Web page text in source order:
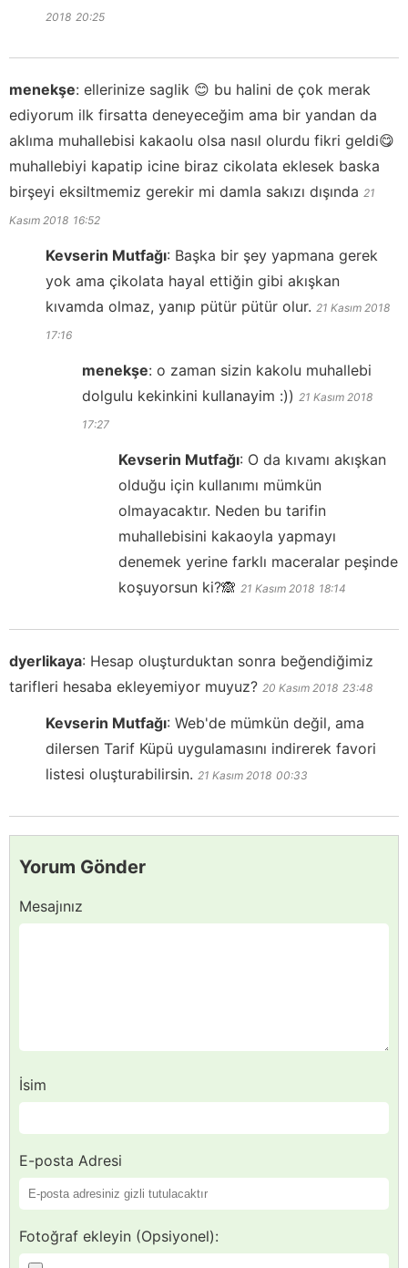
2018 20:25
menekşe: ellerinize saglik 😊 bu halini de çok merak
ediyorum ilk firsatta deneyeceğim ama bir yandan da
aklıma muhallebisi kakaolu olsa nasıl olurdu fikri geldi😋
muhallebiyi kapatip icine biraz cikolata eklesek baska
birşeyi eksiltmemiz gerekir mi damla sakızı dışında 21
Kasım 2018 16:52
Kevserin Mutfağı: Başka bir şey yapmana gerek
yok ama çikolata hayal ettiğin gibi akışkan
kıvamda olmaz, yanıp pütür pütür olur. 21 Kasım 2018
17:16
menekşe: o zaman sizin kakolu muhallebi
dolgulu kekinkini kullanayim :)) 21 Kasım 2018
17:27
Kevserin Mutfağı: O da kıvamı akışkan
olduğu için kullanımı mümkün
olmayacaktır. Neden bu tarifin
muhallebisini kakaoyla yapmayı
denemek yerine farklı maceralar peşinde
koşuyorsun ki?🙈 21 Kasım 2018 18:14
dyerlikaya: Hesap oluşturduktan sonra beğendiğimiz
tarifleri hesaba ekleyemiyor muyuz? 20 Kasım 2018 23:48
Kevserin Mutfağı: Web'de mümkün değil, ama
dilersen Tarif Küpü uygulamasını indirerek favori
listesi oluşturabilirsin. 21 Kasım 2018 00:33
Yorum Gönder
Mesajınız
İsim
E-posta Adresi
Fotoğraf ekleyin (Opsiyonel):